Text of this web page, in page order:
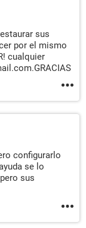
sus
por el mismo
cualquier
configurarlo
se lo
sus